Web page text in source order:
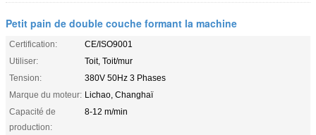
Petit pain de double couche formant la machine
Certification:
CE/ISO9001
Utiliser:
Toit, Toit/mur
Tension:
380V 50Hz 3 Phases
Marque du moteur: Lichao, Changhaï
Capacité de
production:
8-12 m/min